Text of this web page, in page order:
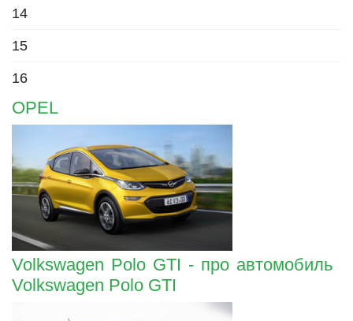
14
15
16
OPEL
Volkswagen Polo GTI - про автомобиль
Volkswagen Polo GTI